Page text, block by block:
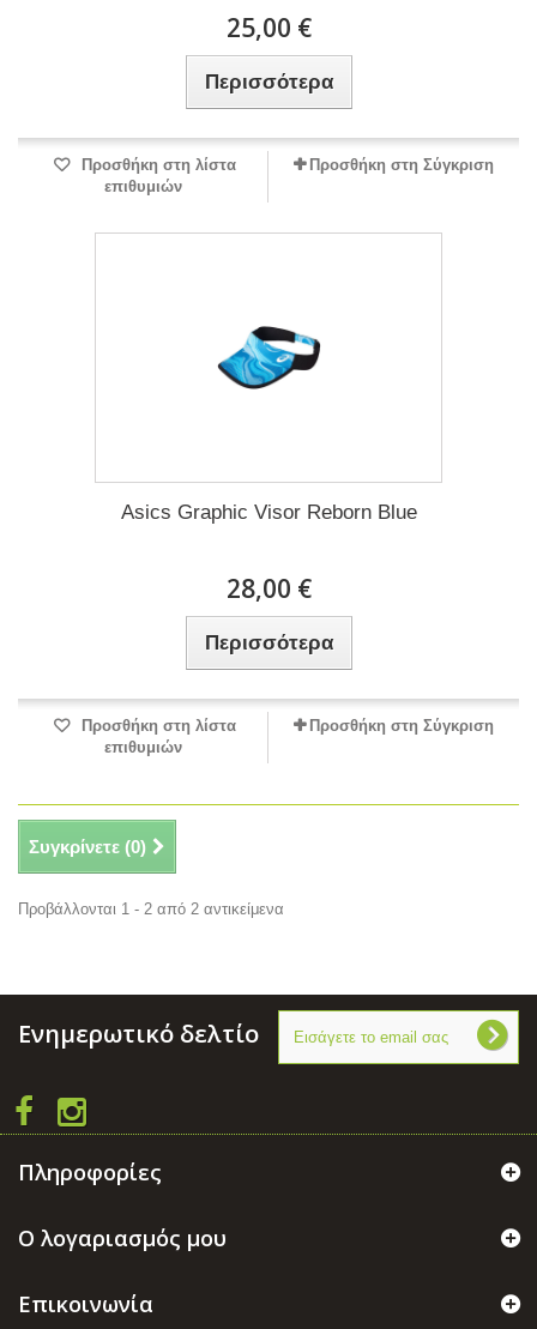
25,00 €
Περισσότερα
Προσθήκη στη λίστα
επιθυμιών
Προσθήκη στη Σύγκριση
Asics Graphic Visor Reborn Blue
28,00 €
Περισσότερα
Προσθήκη στη λίστα
επιθυμιών
Προσθήκη στη Σύγκριση
Συγκρίνετε (0)
Προβάλλονται 1 - 2 από 2 αντικείμενα
Ενημερωτικό δελτίο
Πληροφορίες
Ο λογαριασμός μου
Επικοινωνία